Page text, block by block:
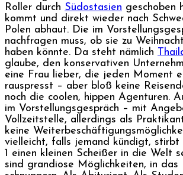
Roller durch Südostasien geschoben
kommt und direkt wieder nach
Polen abhaut. Die im
nachfragen muss, ob sie zu
haben könnte. Da steht nämlich
glaube, den konservativen
eine Frau lieber, die jeden Moment
rauspresst – aber bloß keine
noch die coolen, hippen Agenturen.
im Vorstellungsgespräch – mit
Vollzeitstelle, allerdings als
keine
vielleicht, falls jemand kündigt, stirbt
1 einen kleinen Scheißer in die Welt
sind grandiose Möglichkeiten, in das